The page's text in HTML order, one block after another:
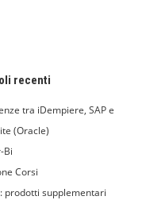
recenti
tra iDempiere, SAP e
(Oracle)
Bi
Corsi
prodotti supplementari